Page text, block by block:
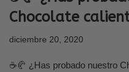
Chocolate
diciembre 20, 2020
☕🥐 ¿Has probado nuestro